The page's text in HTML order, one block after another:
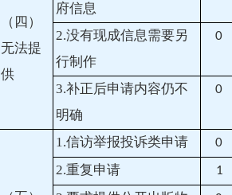
（四）
无法提
供
府信息
2.没有现成信息需要另
行制作
0
3.补正后申请内容仍不
明确
0
1.信访举报投诉类申请 0
2.重复申请 1